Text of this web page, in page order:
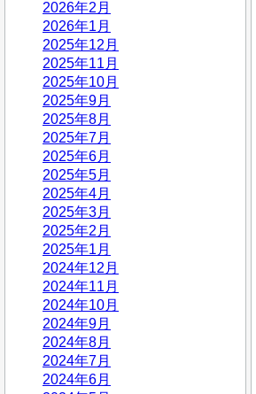
2026年2月
2026年1月
2025年12月
2025年11月
2025年10月
2025年9月
2025年8月
2025年7月
2025年6月
2025年5月
2025年4月
2025年3月
2025年2月
2025年1月
2024年12月
2024年11月
2024年10月
2024年9月
2024年8月
2024年7月
2024年6月